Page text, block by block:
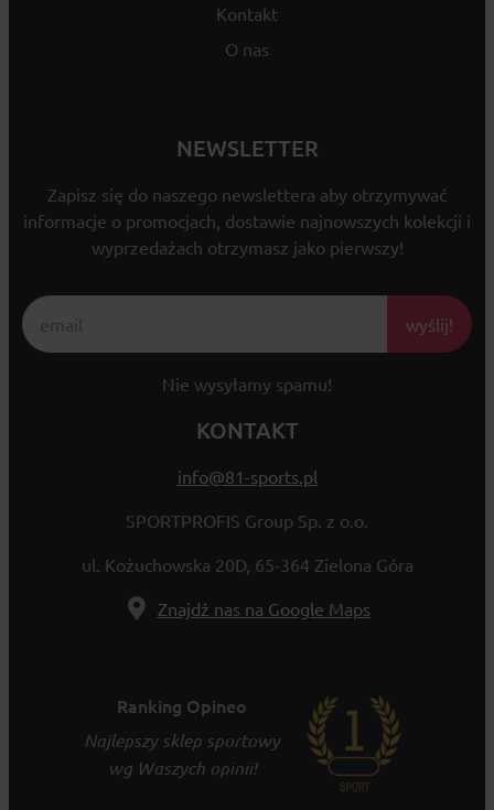
Kontakt
O nas
NEWSLETTER
Zapisz się do naszego newslettera aby otrzymywać
informacje o promocjach, dostawie najnowszych kolekcji i
wyprzedażach otrzymasz jako pierwszy!
wyślij!
Nie wysyłamy spamu!
KONTAKT
info@81-sports.pl
SPORTPROFIS Group Sp. z o.o.
ul. Kożuchowska 20D, 65-364 Zielona Góra
Znajdź nas na Google Maps
Ranking Opineo
Najlepszy sklep sportowy
wg Waszych opinii!